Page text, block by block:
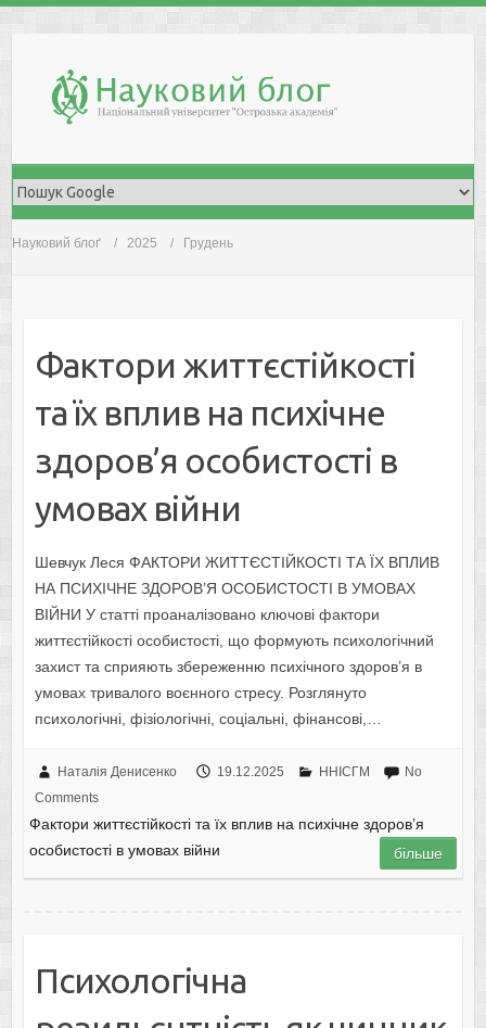
Науковий блоґ 2025 Грудень
Фактори життєстійкості
та їх вплив на психічне
здоров’я особистості в
умовах війни
Шевчук Леся ФАКТОРИ ЖИТТЄСТІЙКОСТІ ТА ЇХ ВПЛИВ
НА ПСИХІЧНЕ ЗДОРОВ’Я ОСОБИСТОСТІ В УМОВАХ
ВІЙНИ У статті проаналізовано ключові фактори
життєстійкості особистості, що формують психологічний
захист та сприяють збереженню психічного здоров’я в
умовах тривалого воєнного стресу. Розглянуто
психологічні, фізіологічні, соціальні, фінансові,…
Наталія Денисенко 19.12.2025 ННІСГМ
No
Comments
Фактори життєстійкості та їх вплив на психічне здоров’я
особистості в умовах війни
більше
Психологічна